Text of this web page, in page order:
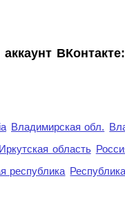
ВКонтакте:
Владимирская обл.
область
республика